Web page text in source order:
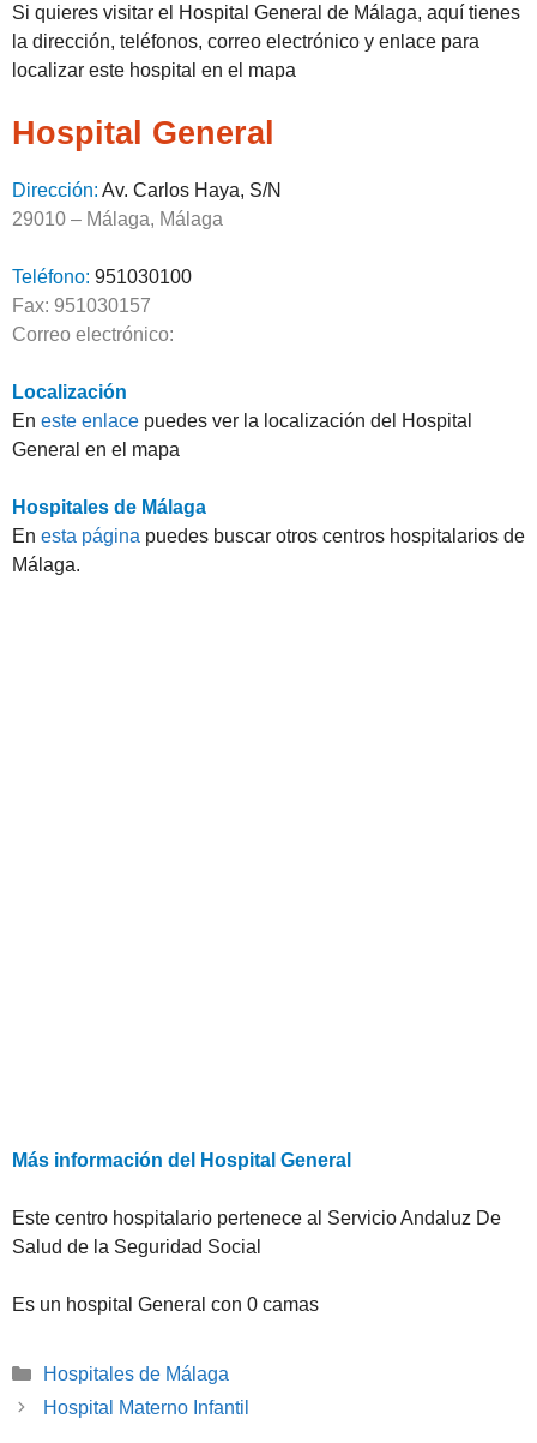
Si quieres visitar el Hospital General de Málaga, aquí tienes
la dirección, teléfonos, correo electrónico y enlace para
localizar este hospital en el mapa
Hospital General
Dirección: Av. Carlos Haya, S/N
29010 – Málaga, Málaga
Teléfono: 951030100
Fax: 951030157
Correo electrónico:
Localización
En este enlace puedes ver la localización del Hospital
General en el mapa
Hospitales de Málaga
En esta página puedes buscar otros centros hospitalarios de
Málaga.
Más información del Hospital General
Este centro hospitalario pertenece al Servicio Andaluz De
Salud de la Seguridad Social
Es un hospital General con 0 camas
Categorías
Hospitales de Málaga
Hospital Materno Infantil